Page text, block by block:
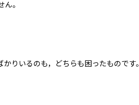
。
りいるのも，どちらも困ったものです。